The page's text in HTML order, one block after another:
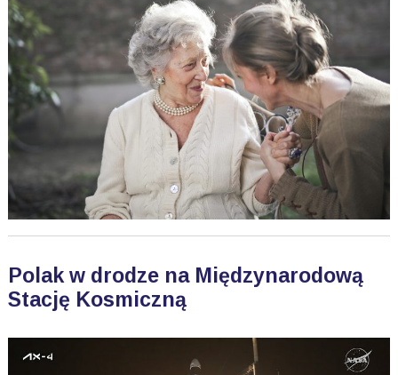
Polak w drodze na Międzynarodową
Stację Kosmiczną